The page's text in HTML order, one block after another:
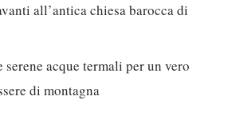
all’antica chiesa barocca di
acque termali per un vero
di montagna